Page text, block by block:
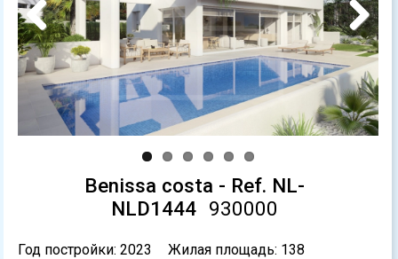
Previous Next
Benissa costa - Ref. NL-
NLD1444 930000
Год постройки: 2023
Жилая площадь: 138